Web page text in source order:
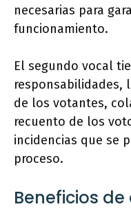
necesarias para
funcionamiento.
El segundo vocal
responsabilidades,
de los votantes,
recuento de los
incidencias que se
proceso.
Beneficios